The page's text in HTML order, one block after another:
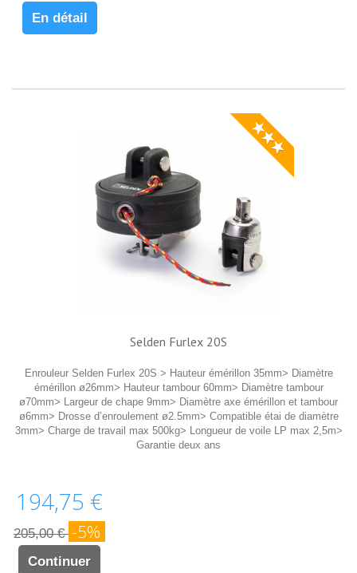
En détail
★★★
Selden Furlex 20S
Enrouleur Selden Furlex 20S > Hauteur émérillon 35mm> Diamètre
émérillon ø26mm> Hauteur tambour 60mm> Diamètre tambour
ø70mm> Largeur de chape 9mm> Diamètre axe émérillon et tambour
ø6mm> Drosse d’enroulement ø2.5mm> Compatible étai de diamètre
3mm> Charge de travail max 500kg> Longueur de voile LP max 2,5m>
Garantie deux ans
194,75 €
205,00 € -5%
Continuer